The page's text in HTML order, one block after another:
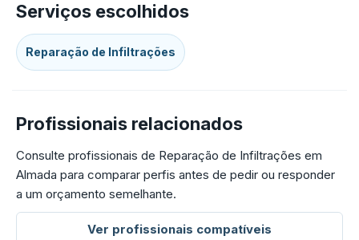
Serviços escolhidos
Reparação de Infiltrações
Profissionais relacionados
Consulte profissionais de Reparação de Infiltrações em
Almada para comparar perfis antes de pedir ou responder
a um orçamento semelhante.
Ver profissionais compatíveis